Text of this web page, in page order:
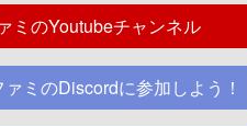
ミのYoutubeチャンネル
ァミのDiscordに参加しよう！